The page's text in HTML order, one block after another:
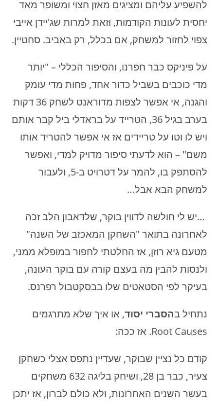
להשפיע עליהם ומציגים מאזן חצוי ומשופר מאד
יחסית לעונות הקודמות, וזאת למרות שג'יידן אייבי
צפוי לחזור למשחק, אם בכלל, רק באביב. סחטיין.
על פיניקס כבר חפרנו, והסיפור הכללי – "יותר
מדי כוכבים בשביל כדור אחד, פחות מדי עומק
והגנה, אי אפשר לצפות מדוראנט לשחק 36 דקות
בערב בגיל 36, הטרייד על בראדלי ביל קבר אותם
ויש לו וטו על טריידים אז אי אפשר להטריד אותו
משם" – הוא לדעתי סיפור מדויק למדי, ואפשר
להסתפק בו, להמר על דטרויט ב-5, ולעבור
למשחק הבא אבל…
…יש לי חולשה לדווין בוקר, שלדאבון הלב זכה
לאחרונה בתואר "השחקן המאכזב של השנה"
מטעם גיא רוזן, אז החלטתי לחפור במופלא ממני,
ולנסות להבין מה בעצם קורה עם בוקר העונה,
בעיקר לפי הסטאטים שלו בבסקטבול רפרנס.
נתחיל בהסברי יסוד, או איך שלא מתרגמים
Root Causes. אז ככה:
קודם כל נציין שבוקר, שעדיין נתפס אצלי כשחקן
צעיר, כבר בן 28, ושיחק בליגה 632 משחקים
בעשר השנים האחרונות, ולא כולם לברון, אז יתכן